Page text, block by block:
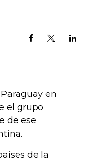
en
el grupo
de ese
de la